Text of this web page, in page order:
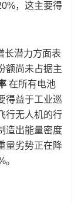
，这主要得
长潜力方面表
额尚未占据主
在所有电池
得益于工业巡
行无人机的行
造出能量密度
量劣势正在降